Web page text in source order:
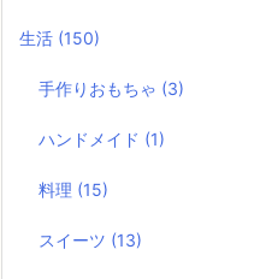
生活 (150)
手作りおもちゃ (3)
ハンドメイド (1)
料理 (15)
スイーツ (13)